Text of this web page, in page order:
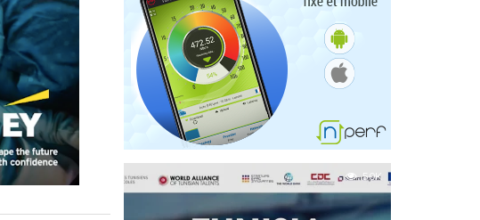
5.0K